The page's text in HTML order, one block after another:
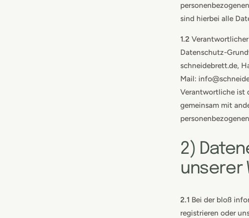
sind hierbei alle
1.2
Datenschutz-
schneidebrett.de,
Mail:
Verantwortliche ist
gemeinsam mit
2)
unserer
2.1 Bei der bloß
registrieren oder